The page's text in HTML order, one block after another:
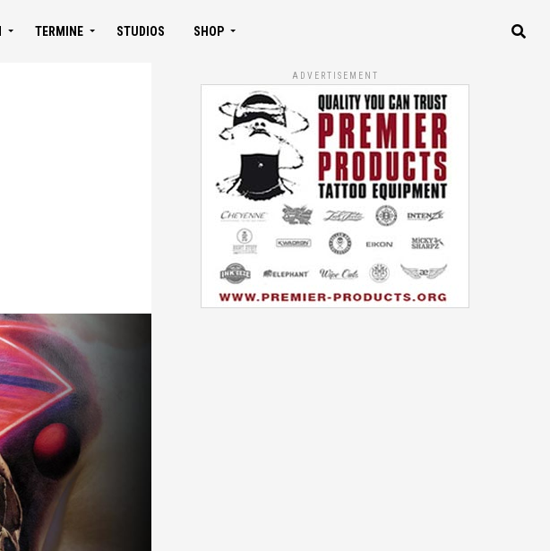
TERMINE STUDIOS SHOP
ADVERTISEMENT